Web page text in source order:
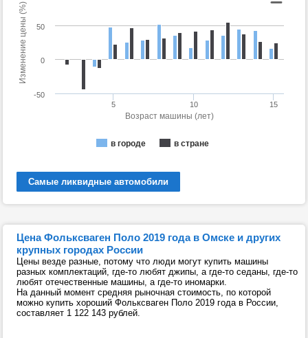
Возраст машины (лет)
Изменение цены (%)
в городе в стране
5 10 15
-50
0
50
Самые ликвидные автомобили
Цена Фольксваген Поло 2019 года в Омске и других
крупных городах России
Цены везде разные, потому что люди могут купить машины
разных комплектаций, где-то любят джипы, а где-то седаны, где-то
любят отечественные машины, а где-то иномарки.
На данный момент средняя рыночная стоимость, по которой
можно купить хороший Фольксваген Поло 2019 года в России,
составляет 1 122 143 рублей.